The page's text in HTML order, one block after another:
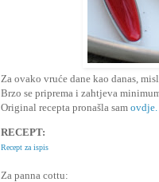
Za ovako vruće dane kao danas,
Brzo se priprema i zahtjeva
Original recepta pronašla sam ovdje.
RECEPT:
Recept za ispis
Za panna cottu: